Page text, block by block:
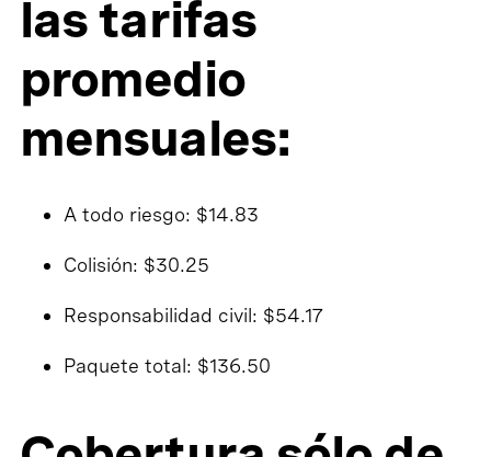
las tarifas
promedio
mensuales:
A todo riesgo: $14.83
Colisión: $30.25
Responsabilidad civil: $54.17
Paquete total: $136.50